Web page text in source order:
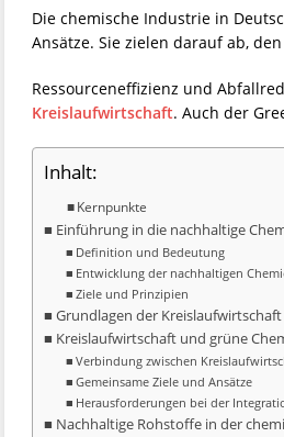
Die chemische Industrie in
Ansätze. Sie zielen darauf ab,
Ressourceneffizienz und
Kreislaufwirtschaft. Auch der
Inhalt:
Kernpunkte
Einführung in die nachhaltige
Definition und Bedeutung
Entwicklung der nachhaltigen
Ziele und Prinzipien
Grundlagen der Kreislaufwirtschaft
Kreislaufwirtschaft und grüne
Verbindung zwischen
Gemeinsame Ziele und Ansätze
Herausforderungen bei der
Nachhaltige Rohstoffe in der